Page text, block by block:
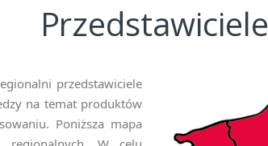
Przedstawiciele
przedstawiciele
na temat produktów
Poniższa mapa